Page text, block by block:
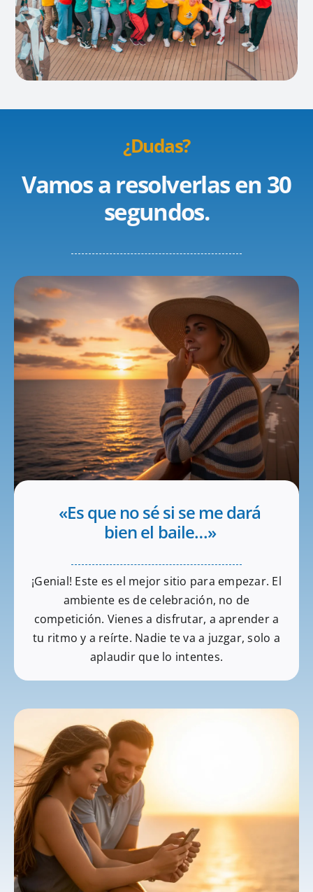
¿Dudas?
Vamos a resolverlas en 30
segundos.
«Es que no sé si se me dará
bien el baile…»
¡Genial! Este es el mejor sitio para empezar. El
ambiente es de celebración, no de
competición. Vienes a disfrutar, a aprender a
tu ritmo y a reírte. Nadie te va a juzgar, solo a
aplaudir que lo intentes.